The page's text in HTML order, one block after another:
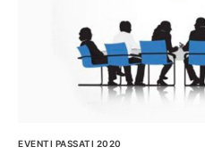
EVENTI PASSATI 2020